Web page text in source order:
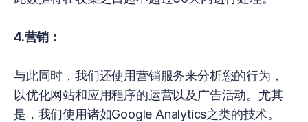
4.营销：
与此同时，我们还使用营销服务来分析您的行为，
以优化网站和应用程序的运营以及广告活动。尤其
是，我们使用诸如Google Analytics之类的技术。